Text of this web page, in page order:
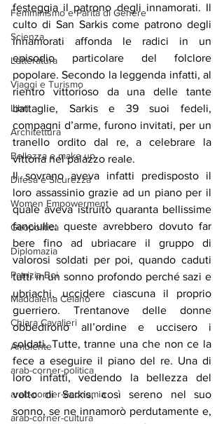
Femminismo e Parità di Genere
Scienza
Letteratura
Viaggi e Turismo
Libri
Architettura
Bellezza e make up
Difesa e Sicurezza
Women Empowerment
Geopolitica
Diplomazia
Patrizia Boi
Maddalena Celano
Chiara Cavalieri
Ambiente
arab-corner-politica
arab-corner-economia
arab-corner-cultura
festeggia il patrono degli innamorati. Il
culto di San Sarkis come patrono degli
innamorati affonda le radici in un
episodio particolare del folclore
popolare. Secondo la leggenda infatti, al
rientro vittorioso da una delle tante
battaglie, Sarkis e 39 suoi fedeli,
compagni d’arme, furono invitati, per un
tranello ordito dal re, a celebrare la
vittoria nel palazzo reale.
Il sovrano aveva infatti predisposto il
loro assassinio grazie ad un piano per il
quale aveva istruito quaranta bellissime
fanciulle: queste avrebbero dovuto far
bere fino ad ubriacare il gruppo di
valorosi soldati per poi, quando caduti
tutti in un sonno profondo perché sazi e
ubriachi, uccidere ciascuna il proprio
guerriero. Trentanove delle donne
obbedirono all’ordine e uccisero i
soldati. Tutte, tranne una che non ce la
fece a eseguire il piano del re. Una di
loro infatti, vedendo la bellezza del
volto di Sarkis, così sereno nel suo
sonno, se ne innamorò perdutamente e,